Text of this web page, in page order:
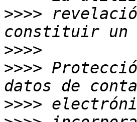
>>>>
>>>>
>>>>
>>>>